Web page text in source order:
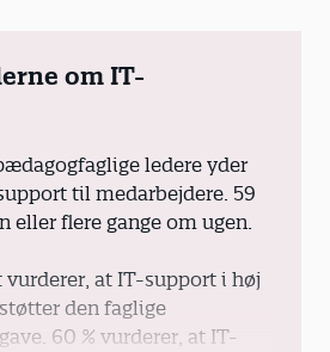
om IT-
ledere yder
til medarbejdere. 59
eller flere gange om ugen.
vurderer, at IT-support i høj
den faglige
60 % vurderer, at IT-